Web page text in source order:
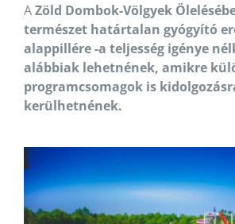
AZöld Dombok-Völgyek
természet határtalan gyógyító
alappillére -a teljesség igénye
alábbiak lehetnének, amikre
programcsomagok is
kerülhetnének.